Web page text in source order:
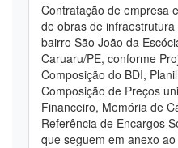
Contratação de empresa
de obras de
bairro São João da
Caruaru/PE, conforme
Composição do BDI,
Composição de Preços
Financeiro, Memória de
Referência de Encargos
que seguem em anexo ao